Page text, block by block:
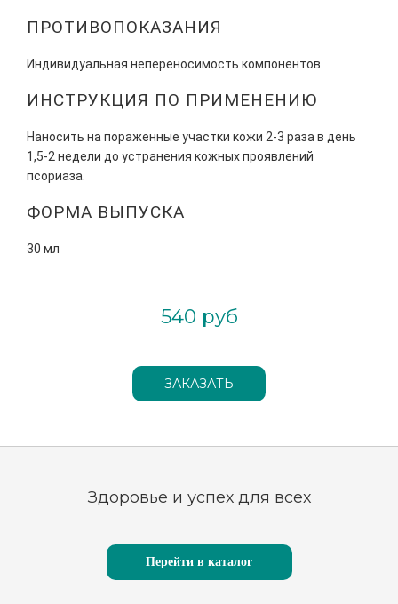
ПРОТИВОПОКАЗАНИЯ
Индивидуальная непереносимость компонентов.
ИНСТРУКЦИЯ ПО ПРИМЕНЕНИЮ
Наносить на пораженные участки кожи 2-3 раза в день
1,5-2 недели до устранения кожных проявлений
псориаза.
ФОРМА ВЫПУСКА
30 мл
540 руб
Здоровье и успех для всех
Перейти в каталог